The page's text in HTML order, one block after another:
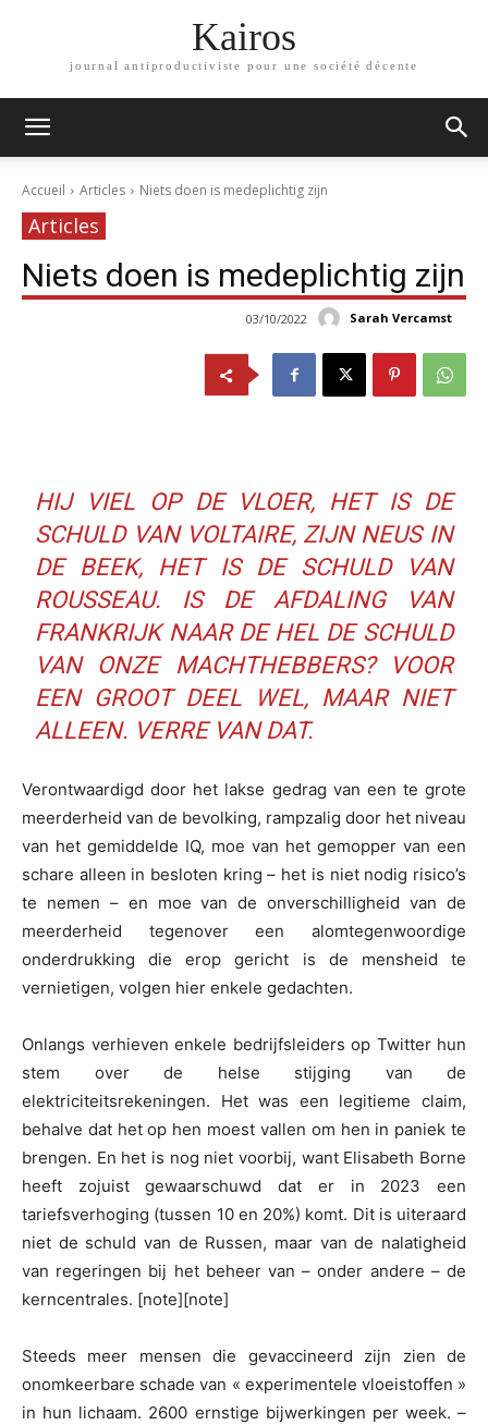
Kairos
journal antiproductiviste pour une société décente
Accueil Articles Niets doen is medeplichtig zijn
Articles
Niets doen is medeplichtig zijn
Sarah Vercamst
03/10/2022
HIJ VIEL OP DE VLOER, HET IS DE
SCHULD VAN VOLTAIRE, ZIJN NEUS IN
DE BEEK, HET IS DE SCHULD VAN
ROUSSEAU. IS DE AFDALING VAN
FRANKRIJK NAAR DE HEL DE SCHULD
VAN ONZE MACHTHEBBERS? VOOR
EEN GROOT DEEL WEL, MAAR NIET
ALLEEN. VERRE VAN DAT.
Verontwaardigd door het lakse gedrag van een te grote
meerderheid van de bevolking, rampzalig door het niveau
van het gemiddelde IQ, moe van het gemopper van een
schare alleen in besloten kring – het is niet nodig risico’s
te nemen – en moe van de onverschilligheid van de
meerderheid tegenover een alomtegenwoordige
onderdrukking die erop gericht is de mensheid te
vernietigen, volgen hier enkele gedachten.
Onlangs verhieven enkele bedrijfsleiders op Twitter hun
stem over de helse stijging van de
elektriciteitsrekeningen. Het was een legitieme claim,
behalve dat het op hen moest vallen om hen in paniek te
brengen. En het is nog niet voorbij, want Elisabeth Borne
heeft zojuist gewaarschuwd dat er in 2023 een
tariefsverhoging (tussen 10 en 20%) komt. Dit is uiteraard
niet de schuld van de Russen, maar van de nalatigheid
van regeringen bij het beheer van – onder andere – de
kerncentrales. [note][note]
Steeds meer mensen die gevaccineerd zijn zien de
onomkeerbare schade van « experimentele vloeistoffen »
in hun lichaam. 2600 ernstige bijwerkingen per week. –